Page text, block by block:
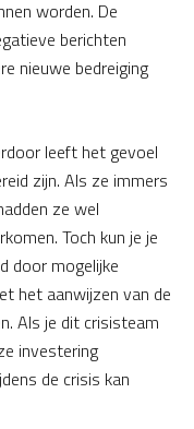
worden. De
berichten
nieuwe bedreiging
leeft het gevoel
zijn. Als ze immers
ze wel
Toch kun je je
door mogelijke
het aanwijzen van de
Als je dit crisisteam
investering
de crisis kan